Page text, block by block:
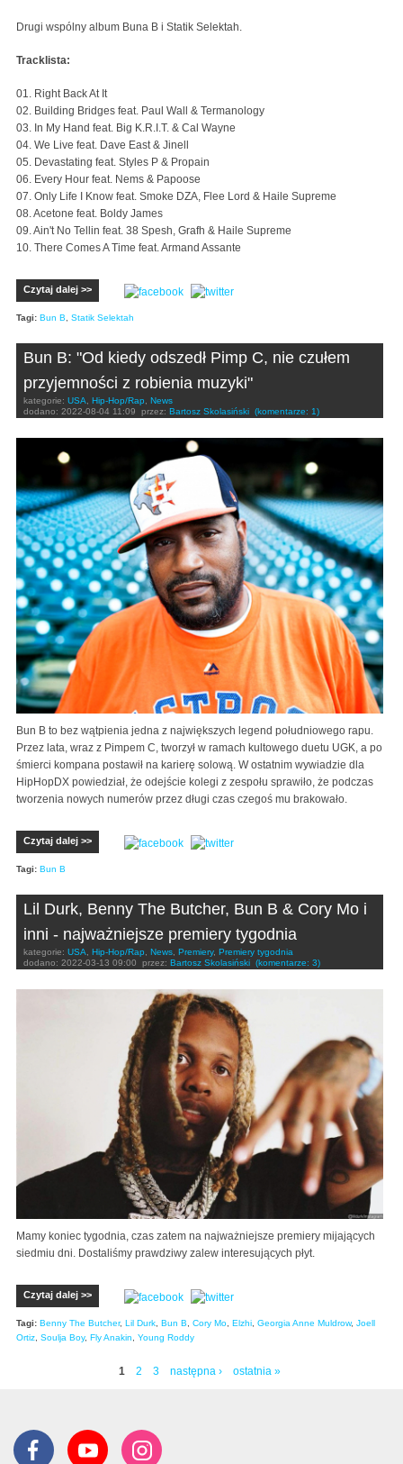
Drugi wspólny album Buna B i Statik Selektah.
Tracklista:
01. Right Back At It
02. Building Bridges feat. Paul Wall & Termanology
03. In My Hand feat. Big K.R.I.T. & Cal Wayne
04. We Live feat. Dave East & Jinell
05. Devastating feat. Styles P & Propain
06. Every Hour feat. Nems & Papoose
07. Only Life I Know feat. Smoke DZA, Flee Lord & Haile Supreme
08. Acetone feat. Boldy James
09. Ain't No Tellin feat. 38 Spesh, Grafh & Haile Supreme
10. There Comes A Time feat. Armand Assante
Czytaj dalej >>
Tagi: Bun B Statik Selektah
Bun B: "Od kiedy odszedł Pimp C, nie czułem
przyjemności z robienia muzyki"
kategorie: USA Hip-Hop/Rap
News
dodano: 2022-08-04 11:09 przez: Bartosz Skolasiński (komentarze: 1)
Bun B to bez wątpienia jedna z największych legend południowego rapu.
Przez lata, wraz z Pimpem C, tworzył w ramach kultowego duetu UGK, a po
śmierci kompana postawił na karierę solową. W ostatnim wywiadzie dla
HipHopDX powiedział, że odejście kolegi z zespołu sprawiło, że podczas
tworzenia nowych numerów przez długi czas czegoś mu brakowało.
Czytaj dalej >>
Tagi: Bun B
Lil Durk, Benny The Butcher, Bun B & Cory Mo i
inni - najważniejsze premiery tygodnia
kategorie: USA Hip-Hop/Rap News Premiery, Premiery tygodnia
dodano: 2022-03-13 09:00 przez: Bartosz Skolasiński (komentarze: 3)
Mamy koniec tygodnia, czas zatem na najważniejsze premiery mijających
siedmiu dni. Dostaliśmy prawdziwy zalew interesujących płyt.
Czytaj dalej >>
Tagi: Benny The Butcher, Lil Durk, Bun B, Cory Mo, Elzhi, Georgia Anne Muldrow, Joell
Ortiz, Soulja Boy, Fly Anakin, Young Roddy
1 2 3 następna › ostatnia »